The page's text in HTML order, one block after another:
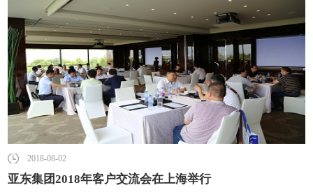
2018-08-02
亚东集团2018年客户交流会在上海举行